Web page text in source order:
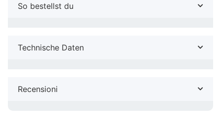
So bestellst du
Technische Daten
Recensioni